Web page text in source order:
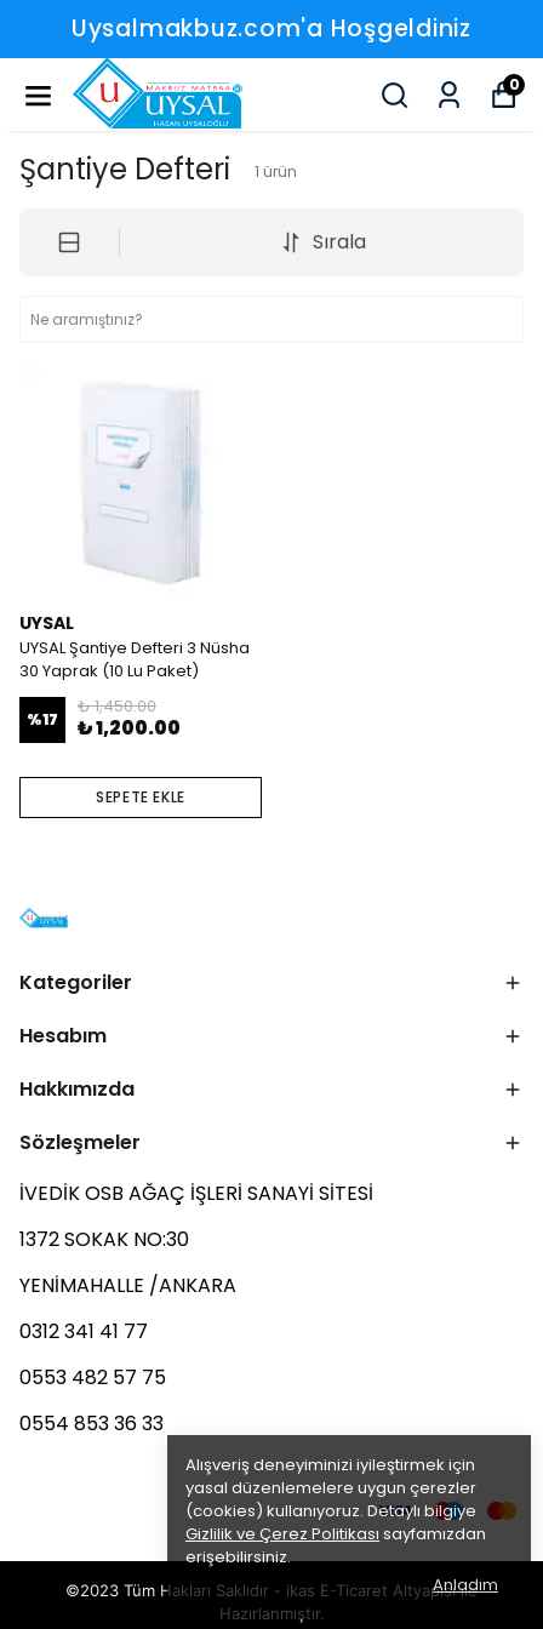
Uysalmakbuz.com'a Hoşgeldiniz
0
Alışveriş deneyiminizi iyileştirmek için
yasal düzenlemelere uygun çerezler
(cookies) kullanıyoruz. Detaylı bilgiye
Gizlilik ve Çerez Politikası sayfamızdan
erişebilirsiniz.
Anladım
Şantiye Defteri 1 ürün
Sırala
UYSAL
UYSAL Şantiye Defteri 3 Nüsha
30 Yaprak (10 Lu Paket)
%17
₺ 1,450.00
₺ 1,200.00
SEPETE EKLE
Kategoriler
Hesabım
Hakkımızda
Sözleşmeler
İVEDİK OSB AĞAÇ İŞLERİ SANAYİ SİTESİ
1372 SOKAK NO:30
YENİMAHALLE /ANKARA
0312 341 41 77
0553 482 57 75
0554 853 36 33
©2023 Tüm Hakları Saklıdır - ikas E-Ticaret Altyapısı ile
Hazırlanmıştır.